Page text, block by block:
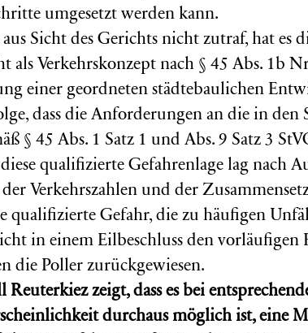
umgesetzt werden kann.
aus Sicht des Gerichts nicht zutraf, hat es
als Verkehrskonzept nach § 45 Abs. 1b
einer geordneten städtebaulichen
dass die Anforderungen an die in den
§ 45 Abs. 1 Satz 1 und Abs. 9 Satz 3
qualifizierte Gefahrenlage lag nach
Verkehrszahlen und der
qualifizierte Gefahr, die zu häufigen
in einem Eilbeschluss den vorläufigen
die Poller zurückgewiesen.
Reuterkiez zeigt, dass es bei
durchaus möglich ist, eine